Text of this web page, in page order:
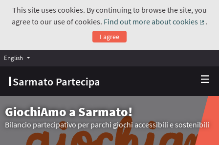
This site uses cookies. By continuing to browse the site, you
agree to our use of cookies. Find out more about cookies
.
I agree
Sarmato Partecipa
English Choose language
GiochiAmo a Sarmato!
Bilancio partecipativo per parchi giochi accessibili e sostenibili